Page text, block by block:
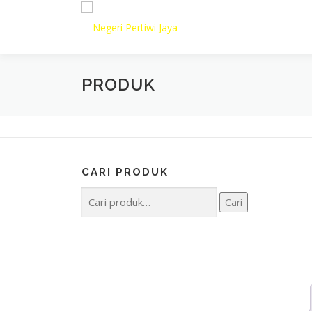
PRODUK
CARI PRODUK
untuk:
Cari